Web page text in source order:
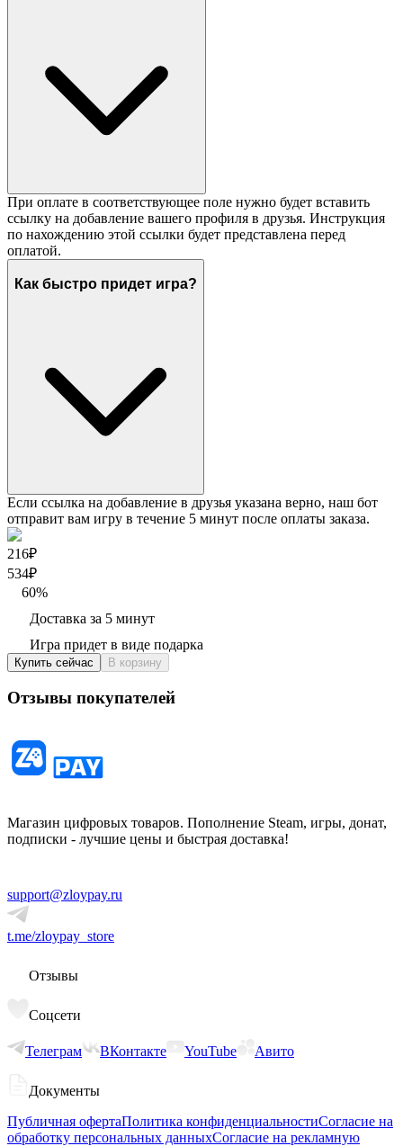
При оплате в соответствующее поле нужно будет вставить
ссылку на добавление вашего профиля в друзья. Инструкция
по нахождению этой ссылки будет представлена перед
оплатой.
Как быстро придет игра?
Если ссылка на добавление в друзья указана верно, наш бот
отправит вам игру в течение 5 минут после оплаты заказа.
216₽
534₽
60%
Доставка за 5 минут
Игра придет в виде подарка
Купить сейчас В корзину
Отзывы покупателей
Магазин цифровых товаров. Пополнение Steam, игры, донат,
подписки - лучшие цены и быстрая доставка!
support@zloypay.ru
t.me/zloypay_store
Отзывы
Соцсети
Телеграм ВКонтакте YouTube Авито
Документы
Публичная офертаПолитика конфиденциальностиСогласие на
обработку персональных данныхСогласие на рекламную